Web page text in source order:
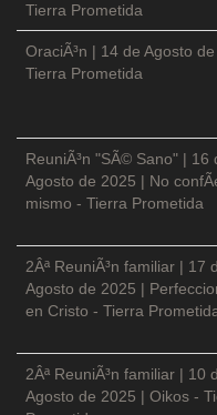
Tierra Prometida
OraciÃ³n | 14 de Agosto
Tierra Prometida
ReuniÃ³n "SÃ© Sano" | 16
Agosto de 2025 | No
mismo - Tierra Prometida
2Âª ReuniÃ³n familiar | 17
Agosto de 2025 |
en Cristo - Tierra
2Âª ReuniÃ³n familiar | 10
Agosto de 2025 | Oikos -